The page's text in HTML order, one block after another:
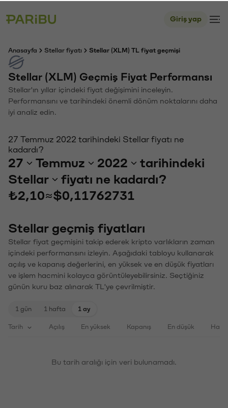
Giriş yap
Anasayfa Stellar fiyatı Stellar (XLM) TL fiyat geçmişi
Stellar (XLM) Geçmiş Fiyat Performansı
Stellar'ın yıllar içindeki fiyat değişimini inceleyin.
Performansını ve tarihindeki önemli dönüm noktalarını daha
iyi analiz edin.
27 Temmuz 2022 tarihindeki Stellar fiyatı ne
kadardı?
27 Temmuz 2022
tarihindeki
Stellar
fiyatı ne kadardı?
₺2,10≈$0,11762731
Stellar geçmiş fiyatları
Stellar fiyat geçmişini takip ederek kripto varlıkların zaman
içindeki performansını izleyin. Aşağıdaki tabloyu kullanarak
açılış ve kapanış değerlerini, en yüksek ve en düşük fiyatları
ve işlem hacmini kolayca görüntüleyebilirsiniz. Seçtiğiniz
günün kuru baz alınarak TL'ye çevrilmiştir.
1 gün 1 hafta 1 ay
Tarih Açılış En yüksek Kapanış En düşük
Bu tarih aralığı için veri bulunamadı.